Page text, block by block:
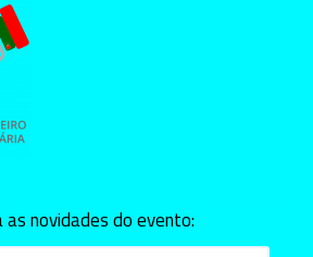
as novidades do evento: